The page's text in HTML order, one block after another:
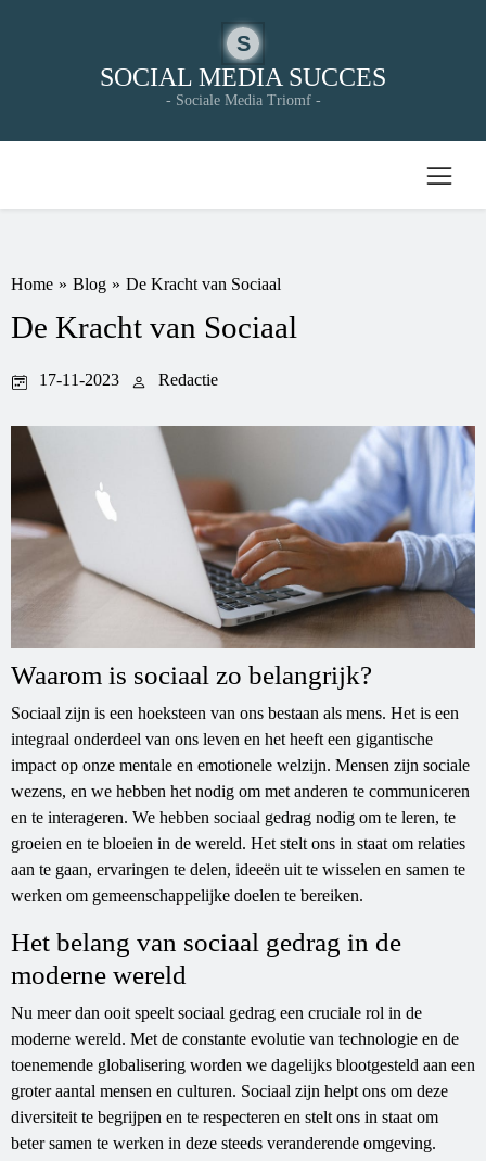
S
SOCIAL MEDIA SUCCES
- Sociale Media Triomf -
Home » Blog » De Kracht van Sociaal
De Kracht van Sociaal
17-11-2023 Redactie
Waarom is sociaal zo belangrijk?
Sociaal zijn is een hoeksteen van ons bestaan als mens. Het is een
integraal onderdeel van ons leven en het heeft een gigantische
impact op onze mentale en emotionele welzijn. Mensen zijn sociale
wezens, en we hebben het nodig om met anderen te communiceren
en te interageren. We hebben sociaal gedrag nodig om te leren, te
groeien en te bloeien in de wereld. Het stelt ons in staat om relaties
aan te gaan, ervaringen te delen, ideeën uit te wisselen en samen te
werken om gemeenschappelijke doelen te bereiken.
Het belang van sociaal gedrag in de
moderne wereld
Nu meer dan ooit speelt sociaal gedrag een cruciale rol in de
moderne wereld. Met de constante evolutie van technologie en de
toenemende globalisering worden we dagelijks blootgesteld aan een
groter aantal mensen en culturen. Sociaal zijn helpt ons om deze
diversiteit te begrijpen en te respecteren en stelt ons in staat om
beter samen te werken in deze steeds veranderende omgeving.